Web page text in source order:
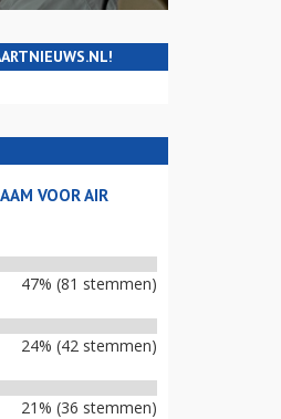
VOOR AIR
47% (81 stemmen)
24% (42 stemmen)
21% (36 stemmen)